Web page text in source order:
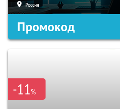
Россия
Промокод
-11%